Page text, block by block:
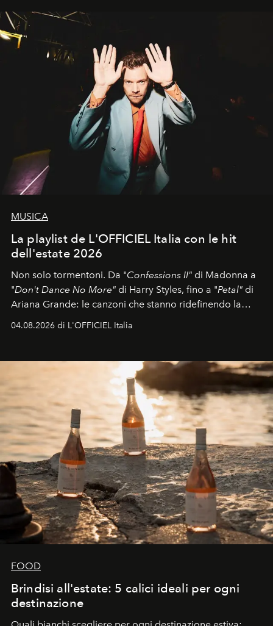
MUSICA
La playlist de L'OFFICIEL Italia con le hit
dell'estate 2026
Non solo tormentoni. Da "Confessions II" di Madonna a
"Don't Dance No More" di Harry Styles, fino a "Petal" di
Ariana Grande: le canzoni che stanno ridefinendo la
04.08.2026 di L'OFFICIEL Italia
FOOD
Brindisi all'estate: 5 calici ideali per ogni
destinazione